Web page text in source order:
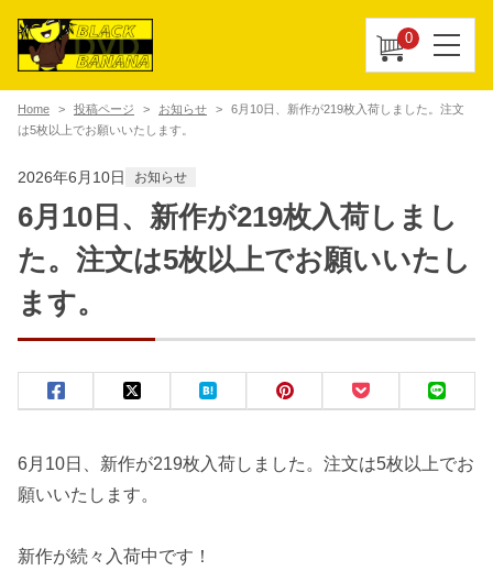
0
Home 投稿ページ お知らせ
6月10日、新作が219枚入荷しました。注文
は5枚以上でお願いいたします。
2026年6月10日 お知らせ
6月10日、新作が219枚入荷しまし
た。注文は5枚以上でお願いいたし
ます。
6月10日、新作が219枚入荷しました。注文は5枚以上でお
願いいたします。
新作が続々入荷中です！